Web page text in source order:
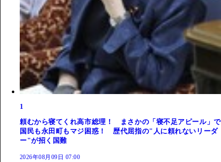
1
頼むから寝てくれ高市総理！ まさかの「寝不足アピール」で
国民も永田町もマジ困惑！ 歴代屈指の"人に頼れないリーダ
ー"が招く国難
2026年08月09日 07:00